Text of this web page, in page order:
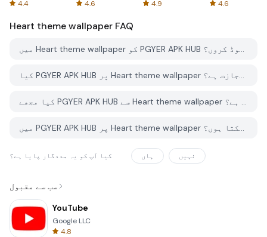
4.4 4.6 4.9 4.6
Heart theme wallpaper FAQ
میں Heart theme wallpaper کو PGYER APK HUB سے کیسے ڈاؤن لوڈ کروں؟
کیا PGYER APK HUB پر Heart theme wallpaper کو مفت ڈاؤن لوڈ کرنے کی اجازت ہے؟
کیا مجھے PGYER APK HUB سے Heart theme wallpaper ڈاؤن لوڈ کرنے کے لئے اکاؤنٹ کی ضرورت ہے؟
میں PGYER APK HUB پر Heart theme wallpaper کے ساتھ کوئی مسئلہ کیسے رپورٹ کرسکتا ہوں؟
کیا آپ کو یہ مددگار پایا ہے؟ ہاں نہیں
سب سے مقبول
YouTube
Google LLC
4.8